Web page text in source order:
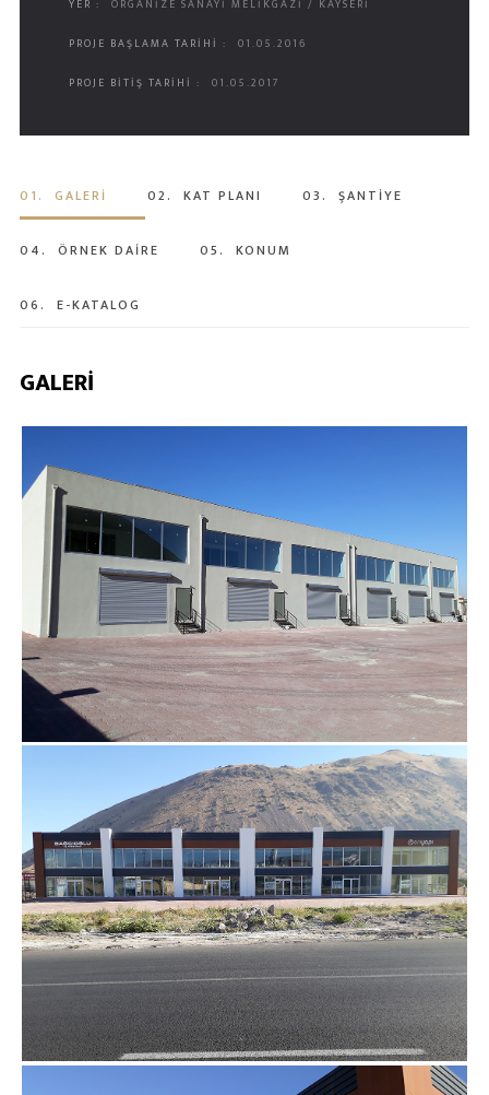
YER : ORGANİZE SANAYİ MELİKGAZİ / KAYSERİ
PROJE BAŞLAMA TARİHİ : 01.05.2016
PROJE BİTİŞ TARİHİ : 01.05.2017
01. GALERİ 02. KAT PLANI 03. ŞANTİYE
04. ÖRNEK DAİRE 05. KONUM
06. E-KATALOG
GALERİ